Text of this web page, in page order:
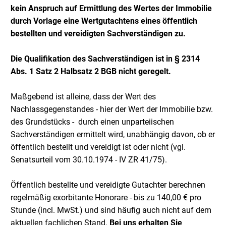
kein Anspruch auf Ermittlung des Wertes der Immobilie
durch Vorlage eine Wertgutachtens eines öffentlich
bestellten und vereidigten Sachverständigen zu.
Die Qualifikation des Sachverständigen ist in § 2314
Abs. 1 Satz 2 Halbsatz 2 BGB nicht geregelt.
Maßgebend ist alleine, dass der Wert des
Nachlassgegenstandes - hier der Wert der Immobilie bzw.
des Grundstücks - durch einen unparteiischen
Sachverständigen ermittelt wird, unabhängig davon, ob er
öffentlich bestellt und vereidigt ist oder nicht (vgl.
Senatsurteil vom 30.10.1974 - IV ZR 41/75).
Öffentlich bestellte und vereidigte Gutachter berechnen
regelmäßig exorbitante Honorare - bis zu 140,00 € pro
Stunde (incl. MwSt.) und sind häufig auch nicht auf dem
aktuellen fachlichen Stand. Bei uns erhalten Sie